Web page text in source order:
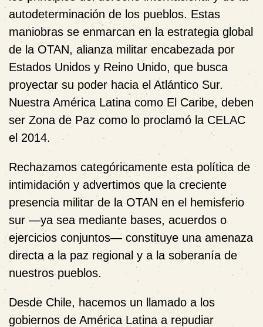
autodeterminación de los pueblos. Estas
maniobras se enmarcan en la estrategia global
de la OTAN, alianza militar encabezada por
Estados Unidos y Reino Unido, que busca
proyectar su poder hacia el Atlántico Sur.
Nuestra América Latina como El Caribe, deben
ser Zona de Paz como lo proclamó la CELAC
el 2014.
Rechazamos categóricamente esta política de
intimidación y advertimos que la creciente
presencia militar de la OTAN en el hemisferio
sur —ya sea mediante bases, acuerdos o
ejercicios conjuntos— constituye una amenaza
directa a la paz regional y a la soberanía de
nuestros pueblos.
Desde Chile, hacemos un llamado a los
gobiernos de América Latina a repudiar